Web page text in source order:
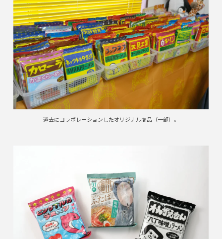
過去にコラボレーションしたオリジナル商品（一部）。